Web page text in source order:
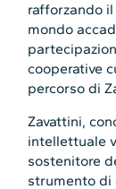
rafforzando
mondo
cooperative
percorso di
Zavattini,
intellettuale
sostenitore
strumento di